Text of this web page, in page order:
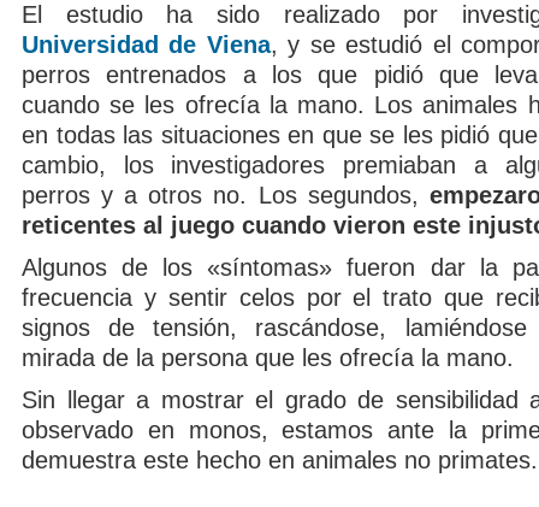
El estudio ha sido realizado por
Universidad de Viena, y se estudió el
perros entrenados a los que pidió que
cuando se les ofrecía la mano. Los animales
en todas las situaciones en que se les pidió
cambio, los investigadores premiaban a
perros y a otros no. Los segundos,
reticentes al juego cuando vieron este
Algunos de los «síntomas» fueron dar la
frecuencia y sentir celos por el trato que
signos de tensión, rascándose,
mirada de la persona que les ofrecía la mano.
Sin llegar a mostrar el grado de sensibilidad
observado en monos, estamos ante la
demuestra este hecho en animales no primates.